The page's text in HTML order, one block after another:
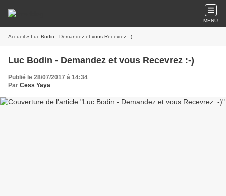
MENU
Accueil » Luc Bodin - Demandez et vous Recevrez :-)
Luc Bodin - Demandez et vous Recevrez :-)
Publié le 28/07/2017 à 14:34
Par Cess Yaya